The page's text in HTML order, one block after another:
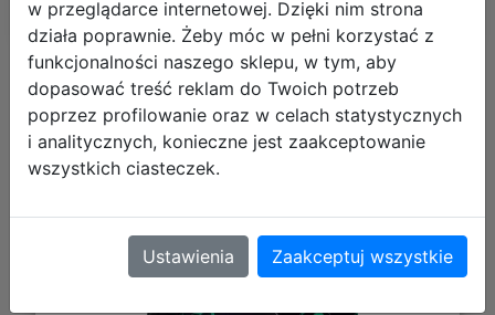
AstraBag Zestaw Szkolny Neo
Football AB330 5el. Plecak
502024101 + Worek 507024050 +
511025008
w przeglądarce internetowej. Dzięki nim strona
działa poprawnie. Żeby móc w pełni korzystać z
funkcjonalności naszego sklepu, w tym, aby
dopasować treść reklam do Twoich potrzeb
poprzez profilowanie oraz w celach statystycznych
i analitycznych, konieczne jest zaakceptowanie
wszystkich ciasteczek.
Ustawienia Zaakceptuj wszystkie